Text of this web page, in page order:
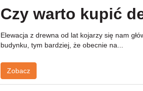
Czy warto kupić
Elewacja z drewna od lat kojarzy się nam
budynku, tym bardziej, że obecnie na...
Zobacz